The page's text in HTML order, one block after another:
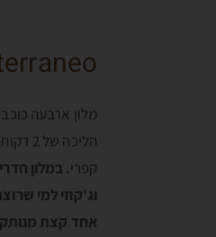
מלון ארבעה
קפרי. במלון
וג'קוזי למי
אחד קצת